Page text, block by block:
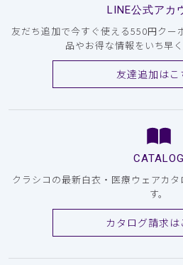
LINE公式アカ
友だち追加で今すぐ使える550円クー
品やお得な情報をいち早
友達追加はこ
CATALOG
クラシコの最新白衣・医療ウェアカ
す。
カタログ請求は